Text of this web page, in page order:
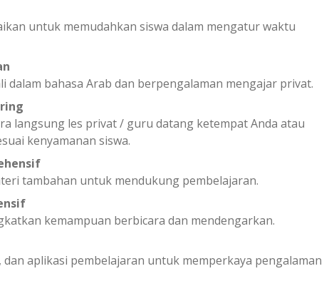
untuk memudahkan siswa dalam mengatur waktu
dalam bahasa Arab dan berpengalaman mengajar privat.
langsung les privat / guru datang ketempat Anda atau
kenyamanan siswa.
tambahan untuk mendukung pembelajaran.
kemampuan berbicara dan mendengarkan.
dan aplikasi pembelajaran untuk memperkaya pengalaman